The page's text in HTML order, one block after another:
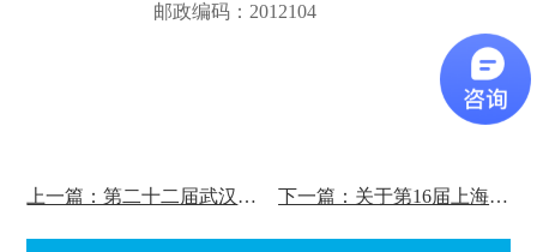
邮政编码：2012104
上一篇：第二十二届武汉国际车展即将开幕 下一篇：关于第16届上海渔博会12月开幕的公告